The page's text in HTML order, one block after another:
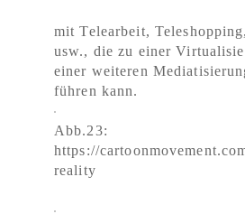
mit Telearbeit,
usw., die zu einer
einer weiteren
führen kann.
Abb.23:
https://
reality